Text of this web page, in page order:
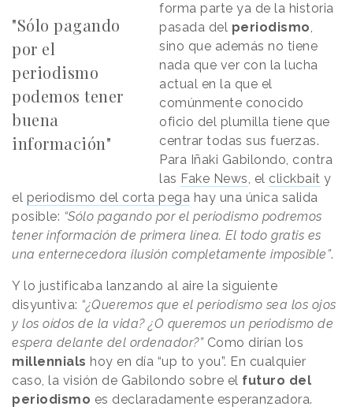
"Sólo pagando
por el
periodismo
podemos tener
buena
información"
forma parte ya de la historia
pasada del periodismo,
sino que además no tiene
nada que ver con la lucha
actual en la que el
comúnmente conocido
oficio del plumilla tiene que
centrar todas sus fuerzas.
Para Iñaki Gabilondo, contra
las Fake News, el clickbait y
el periodismo del corta pega hay una única salida
posible: “Sólo pagando por el periodismo podremos
tener información de primera línea. El todo gratis es
una enternecedora ilusión completamente imposible”.
Y lo justificaba lanzando al aire la siguiente
disyuntiva: “¿Queremos que el periodismo sea los ojos
y los oídos de la vida? ¿O queremos un periodismo de
espera delante del ordenador?” Como dirían los
millennials hoy en día “up to you”. En cualquier
caso, la visión de Gabilondo sobre el futuro del
periodismo es declaradamente esperanzadora.